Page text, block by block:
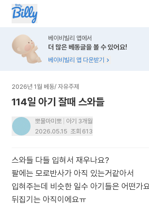
베이비빌리 앱에서
더 많은 베동글을 볼 수 있어요!
베이비빌리 앱 다운받기
2026년 1월 베동/ 자유주제
114일 아기 잘때 스와들
뽀물마미뽀
아기 3개월
2026.05.15 조회 613
스와들 다들 입혀서 재우나요?
팔에는 모로반사가 아직 있는거같아서
입혀주는데 비슷한 일수 아기들은 어떤가
뒤집기는 아직이에요ㅠ